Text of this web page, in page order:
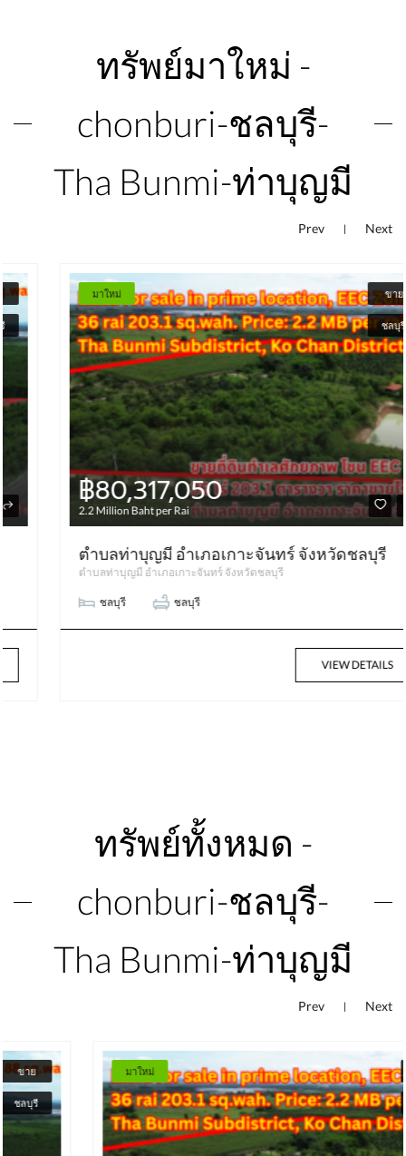
ทรัพย์มาใหม่ -
chonburi-ชลบุรี-
Tha Bunmi-ท่าบุญมี
Prev | Next
ขาย
ชลบุรี
฿80,317,050
2.2 Million Baht per Rai
ตำบลท่าบุญมี อำเภอเกาะจันทร์ จังหวัดชลบุรี
ตำบลท่าบุญมี อำเภอเกาะจันทร์ จังหวัดชลบุรี
ชลบุรี ชลบุรี
VIEW DETAILS
ทรัพย์ทั้งหมด -
chonburi-ชลบุรี-
Tha Bunmi-ท่าบุญมี
Prev | Next
มาใหม่ ขาย
ชลบุรี